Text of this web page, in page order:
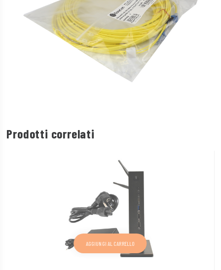
Prodotti correlati
AGGIUNGI AL CARRELLO